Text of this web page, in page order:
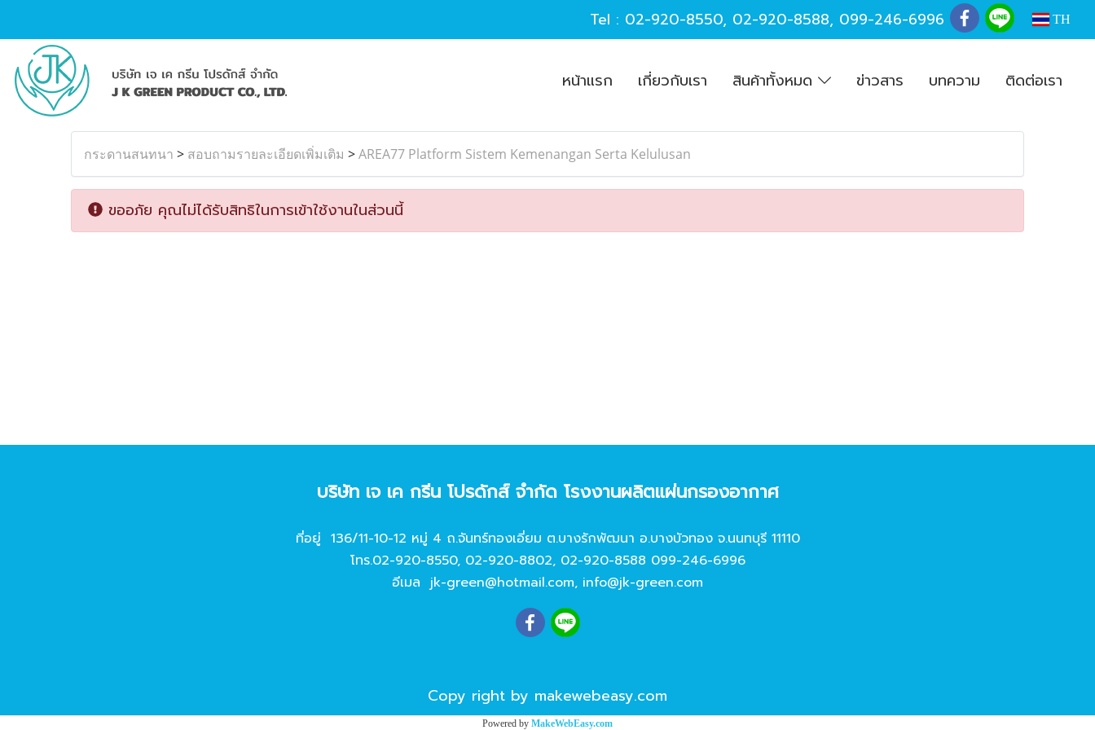
Tel : 02-920-8550, 02-920-8588, 099-246-6996 TH
หน้าแรก เกี่ยวกับเรา สินค้าทั้งหมด ข่าวสาร บทความ ติดต่อเรา
กระดานสนทนา > สอบถามรายละเอียดเพิ่มเติม >AREA77 Platform Sistem Kemenangan Serta Kelulusan
ขออภัย คุณไม่ได้รับสิทธิในการเข้าใช้งานในส่วนนี้
บริษัท เจ เค กรีน โปรดักส์ จํากัด โรงงานผลิตแผ่นกรองอากาศ
ที่อยู่ 136/11-10-12 หมู่ 4 ถ.จันทร์ทองเอี่ยม ต.บางรักพัฒนา อ.บางบัวทอง จ.นนทบุรี 11110
โทร.02-920-8550, 02-920-8802, 02-920-8588 099-246-6996
อีเมล jk-green@hotmail.com, info@jk-green.com
Copy right by makewebeasy.com
Powered by MakeWebEasy.com